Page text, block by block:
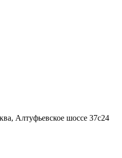
Алтуфьевское шоссе 37с24